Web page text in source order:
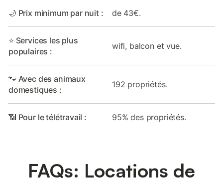
🌙 Prix minimum par nuit : de 43€.
⭐ Services les plus
populaires :
wifi, balcon et vue.
🐾 Avec des animaux
domestiques :
192 propriétés.
📶 Pour le télétravail : 95% des propriétés.
FAQs: Locations de